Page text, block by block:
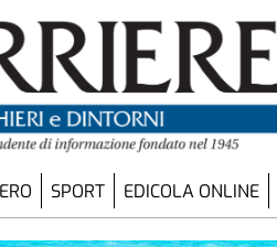
SPORT EDICOLA ONLINE